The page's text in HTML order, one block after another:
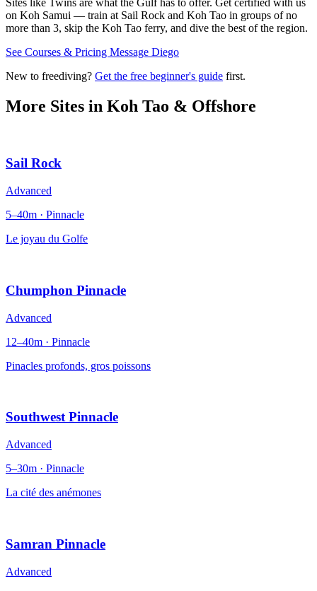
Sites like Twins are what the Gulf has to offer. Get certified with us
on Koh Samui — train at Sail Rock and Koh Tao in groups of no
more than 3, skip the Koh Tao ferry, and dive the best of the region.
See Courses & Pricing Message Diego
New to freediving? Get the free beginner's guide first.
More Sites in Koh Tao & Offshore
Sail Rock
Advanced
5–40m · Pinnacle
Le joyau du Golfe
Chumphon Pinnacle
Advanced
12–40m · Pinnacle
Pinacles profonds, gros poissons
Southwest Pinnacle
Advanced
5–30m · Pinnacle
La cité des anémones
Samran Pinnacle
Advanced